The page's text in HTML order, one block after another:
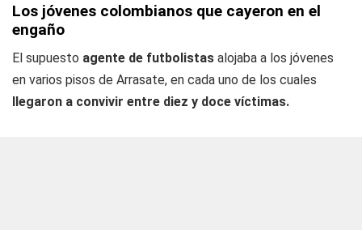
Los jóvenes colombianos que cayeron en el
engaño
El supuesto agente de futbolistas alojaba a los jóvenes
en varios pisos de Arrasate, en cada uno de los cuales
llegaron a convivir entre diez y doce víctimas.